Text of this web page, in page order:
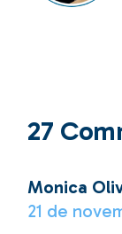
27
Monica
21 de